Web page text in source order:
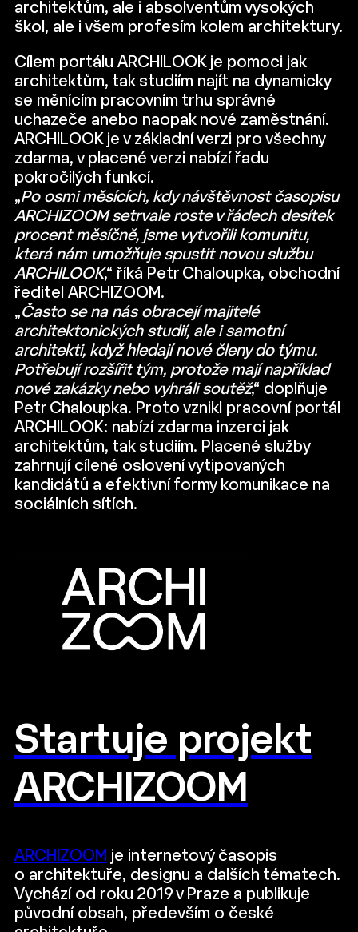
architektům, ale i absolventům vysokých
škol, ale i všem profesím kolem architektury.
Cílem portálu ARCHILOOK je pomoci jak
architektům, tak studiím najít na dynamicky
se měnícím pracovním trhu správné
uchazeče anebo naopak nové zaměstnání.
ARCHILOOK je v základní verzi pro všechny
zdarma, v placené verzi nabízí řadu
pokročilých funkcí.
„Po osmi měsících, kdy návštěvnost časopisu
ARCHIZOOM setrvale roste v řádech desítek
procent měsíčně, jsme vytvořili komunitu,
která nám umožňuje spustit novou službu
ARCHILOOK,“ říká Petr Chaloupka, obchodní
ředitel ARCHIZOOM.
„Často se na nás obracejí majitelé
architektonických studií, ale i samotní
architekti, když hledají nové členy do týmu.
Potřebují rozšířit tým, protože mají například
nové zakázky nebo vyhráli soutěž,“ doplňuje
Petr Chaloupka. Proto vznikl pracovní portál
ARCHILOOK: nabízí zdarma inzerci jak
architektům, tak studiím. Placené služby
zahrnují cílené oslovení vytipovaných
kandidátů a efektivní formy komunikace na
sociálních sítích.
Startuje projekt
ARCHIZOOM
ARCHIZOOM je internetový časopis
o architektuře, designu a dalších tématech.
Vychází od roku 2019 v Praze a publikuje
původní obsah, především o české